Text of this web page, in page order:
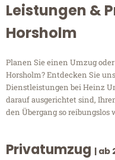
Leistungen &
Horsholm
Planen Sie einen Umzug
Horsholm? Entdecken Sie
Dienstleistungen bei Heinz
darauf ausgerichtet sind,
den Übergang so
Privatumzug | ab